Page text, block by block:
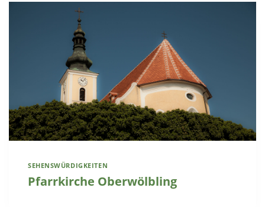
SEHENSWÜRDIGKEITEN
Pfarrkirche Oberwölbling